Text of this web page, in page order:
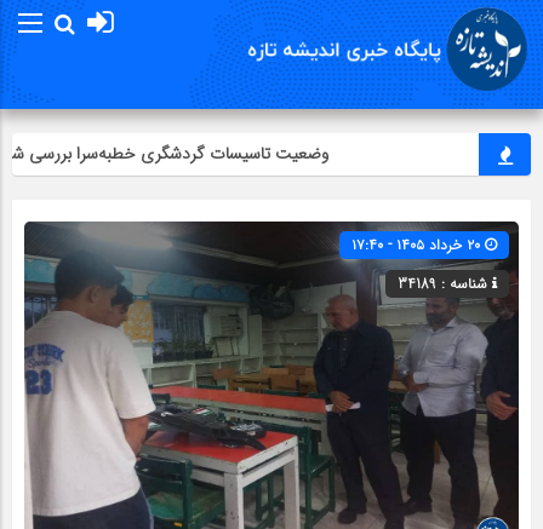
وضعیت تاسیسات گردشگری خطبه‌سرا بررسی شد
شناسه : 34189